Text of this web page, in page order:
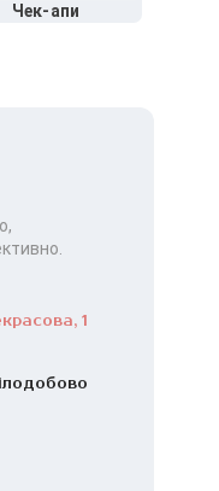
Чек-апи
1